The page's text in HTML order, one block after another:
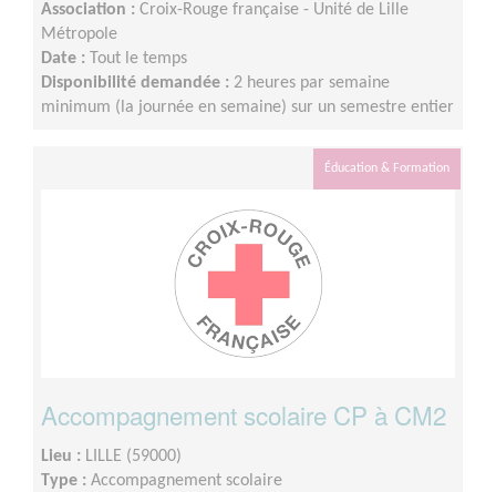
Association : Croix-Rouge française - Unité de Lille
Métropole
Date : Tout le temps
Disponibilité demandée : 2 heures par semaine
minimum (la journée en semaine) sur un semestre entier
Éducation & Formation
Accompagnement scolaire CP à CM2
Lieu : LILLE (59000)
Type : Accompagnement scolaire